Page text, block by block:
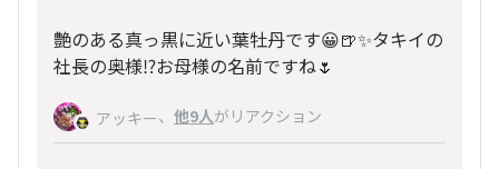
艶のある真っ黒に近い葉牡丹です😀🍺✨タキイの
社長の奥様⁉️お母様の名前ですね🌷
アッキー、 他9人がリアクション